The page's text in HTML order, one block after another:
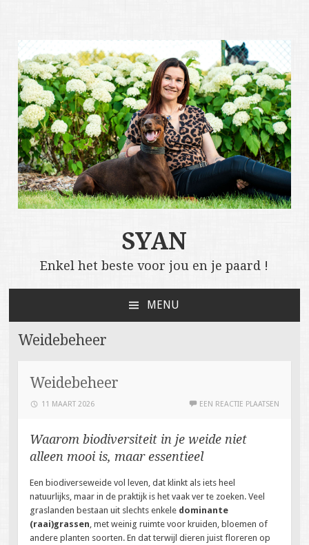
SYAN
Enkel het beste voor jou en je paard !
MENU
INHOUD
Weidebeheer
Weidebeheer
11 MAART 2026 EEN REACTIE PLAATSEN
Waarom biodiversiteit in je weide niet
alleen mooi is, maar essentieel
Een biodiverseweide vol leven, dat klinkt als iets heel
natuurlijks, maar in de praktijk is het vaak ver te zoeken. Veel
graslanden bestaan uit slechts enkele dominante
(raai)grassen , met weinig ruimte voor kruiden, bloemen of
andere planten soorten. En dat terwijl dieren juist floreren op